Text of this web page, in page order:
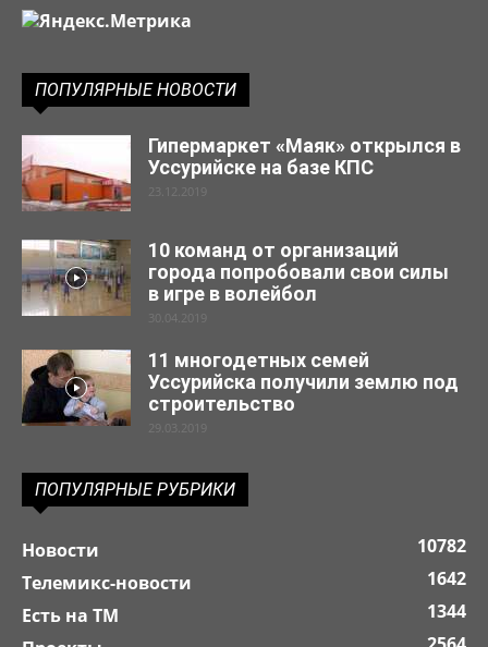
ПОПУЛЯРНЫЕ НОВОСТИ
Гипермаркет «Маяк» открылся в
Уссурийске на базе КПС
23.12.2019
10 команд от организаций
города попробовали свои силы
в игре в волейбол
30.04.2019
11 многодетных семей
Уссурийска получили землю под
строительство
29.03.2019
ПОПУЛЯРНЫЕ РУБРИКИ
Новости
10782
Телемикс-новости
1642
Есть на ТМ
1344